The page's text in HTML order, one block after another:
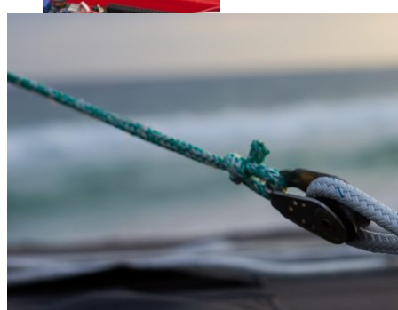
La science-fiction, c’est du passé, la bioimpression de peau